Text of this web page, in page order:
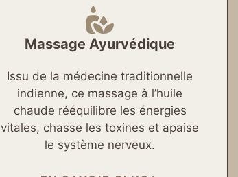
Massage Ayurvédique
Issu de la médecine traditionnelle
indienne, ce massage à l’huile
chaude rééquilibre les énergies
vitales, chasse les toxines et apaise
le système nerveux.